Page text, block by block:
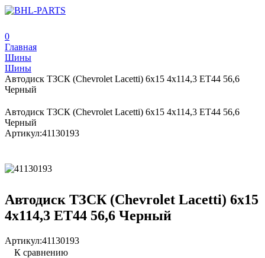
0
Главная
Шины
Шины
Автодиск ТЗСК (Chevrolet Lacetti) 6х15 4х114,3 ЕТ44 56,6
Черный
Автодиск ТЗСК (Chevrolet Lacetti) 6х15 4х114,3 ЕТ44 56,6
Черный
Артикул:41130193
Автодиск ТЗСК (Chevrolet Lacetti) 6х15
4х114,3 ЕТ44 56,6 Черный
Артикул:41130193
К сравнению